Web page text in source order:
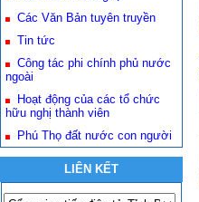
Các Văn Bản tuyên truyền
Tin tức
Công tác phi chính phủ nước
ngoài
Hoạt động của các tổ chức
hữu nghị thành viên
Phú Thọ đất nước con người
LIÊN KẾT